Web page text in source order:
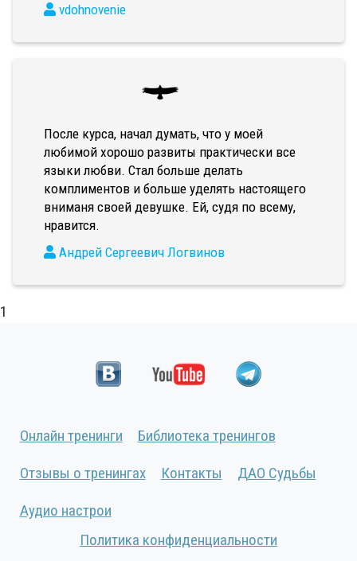
vdohnovenie
После курса, начал думать, что у моей
любимой хорошо развиты практически все
языки любви. Стал больше делать
комплиментов и больше уделять настоящего
вниманя своей девушке. Ей, судя по всему,
нравится.
Андрей Сергеевич Логвинов
1
Онлайн тренинги Библиотека тренингов
Отзывы о тренингах Контакты ДАО Судьбы
Аудио настрои
Политика конфиденциальности